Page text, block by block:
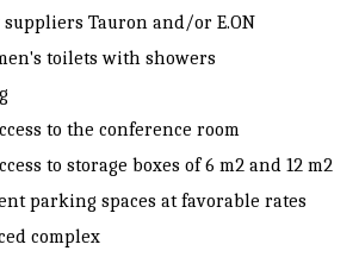
Tauron and/or E.ON
toilets with showers
to the conference room
to storage boxes of 6 m2 and 12 m2
parking spaces at favorable rates
complex